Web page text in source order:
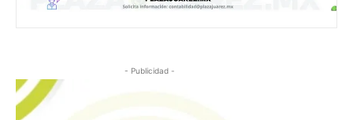
- Publicidad -